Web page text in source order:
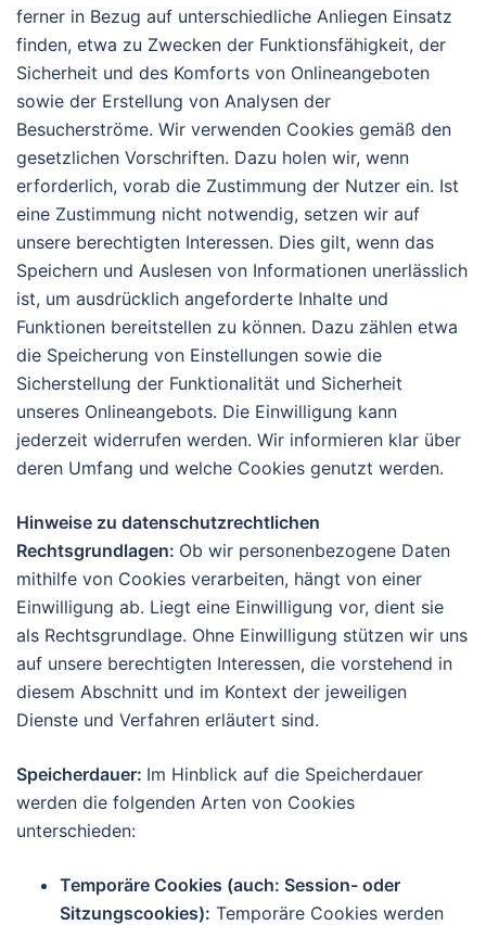
ferner in Bezug auf unterschiedliche Anliegen Einsatz
finden, etwa zu Zwecken der Funktionsfähigkeit, der
Sicherheit und des Komforts von Onlineangeboten
sowie der Erstellung von Analysen der
Besucherströme. Wir verwenden Cookies gemäß den
gesetzlichen Vorschriften. Dazu holen wir, wenn
erforderlich, vorab die Zustimmung der Nutzer ein. Ist
eine Zustimmung nicht notwendig, setzen wir auf
unsere berechtigten Interessen. Dies gilt, wenn das
Speichern und Auslesen von Informationen unerlässlich
ist, um ausdrücklich angeforderte Inhalte und
Funktionen bereitstellen zu können. Dazu zählen etwa
die Speicherung von Einstellungen sowie die
Sicherstellung der Funktionalität und Sicherheit
unseres Onlineangebots. Die Einwilligung kann
jederzeit widerrufen werden. Wir informieren klar über
deren Umfang und welche Cookies genutzt werden.
Hinweise zu datenschutzrechtlichen
Rechtsgrundlagen: Ob wir personenbezogene Daten
mithilfe von Cookies verarbeiten, hängt von einer
Einwilligung ab. Liegt eine Einwilligung vor, dient sie
als Rechtsgrundlage. Ohne Einwilligung stützen wir uns
auf unsere berechtigten Interessen, die vorstehend in
diesem Abschnitt und im Kontext der jeweiligen
Dienste und Verfahren erläutert sind.
Speicherdauer: Im Hinblick auf die Speicherdauer
werden die folgenden Arten von Cookies
unterschieden:
Temporäre Cookies (auch: Session- oder
Sitzungscookies): Temporäre Cookies werden